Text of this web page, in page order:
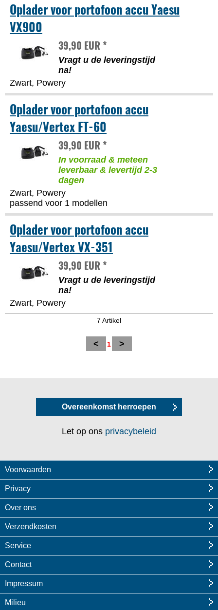
Oplader voor portofoon accu Yaesu
VX900
39,90 EUR *
Vragt u de leveringstijd
na!
Zwart, Powery
Oplader voor portofoon accu
Yaesu/Vertex FT-60
39,90 EUR *
In voorraad & meteen
leverbaar & levertijd 2-3
dagen
Zwart, Powery
passend voor 1 modellen
Oplader voor portofoon accu
Yaesu/Vertex VX-351
39,90 EUR *
Vragt u de leveringstijd
na!
Zwart, Powery
7 Artikel
< 1 >
Overeenkomst herroepen
Let op ons privacybeleid
Voorwaarden
Privacy
Over ons
Verzendkosten
Service
Contact
Impressum
Milieu